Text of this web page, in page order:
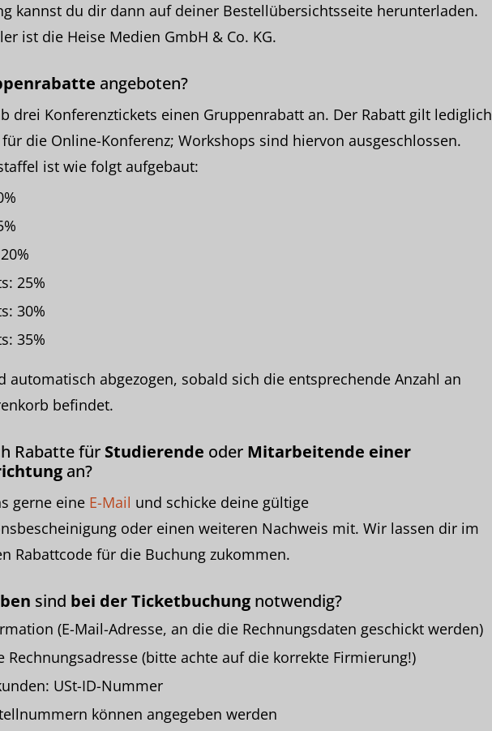
kannst du dir dann auf deiner Bestellübersichtsseite herunterladen.
ist die Heise Medien GmbH & Co. KG.
angeboten?
drei Konferenztickets einen Gruppenrabatt an. Der Rabatt gilt lediglich
die Online-Konferenz; Workshops sind hiervon ausgeschlossen.
ist wie folgt aufgebaut:
25%
30%
35%
automatisch abgezogen, sobald sich die entsprechende Anzahl an
befindet.
Rabatte für Studierende oder Mitarbeitende einer
an?
gerne eine E-Mail und schicke deine gültige
oder einen weiteren Nachweis mit. Wir lassen dir im
Rabattcode für die Buchung zukommen.
sind bei der Ticketbuchung notwendig?
(E-Mail-Adresse, an die die Rechnungsdaten geschickt werden)
Rechnungsadresse (bitte achte auf die korrekte Firmierung!)
USt-ID-Nummer
können angegeben werden